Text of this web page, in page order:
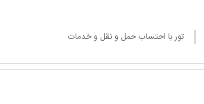
تور با احتساب حمل و نقل و خدمات